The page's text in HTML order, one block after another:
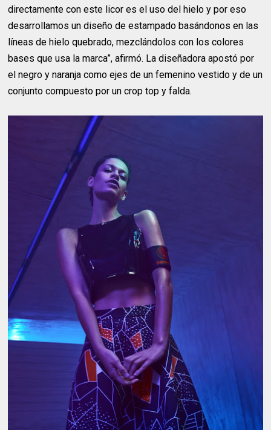
directamente con este licor es el uso del hielo y por eso
desarrollamos un diseño de estampado basándonos en las
líneas de hielo quebrado, mezclándolos con los colores
bases que usa la marca”, afirmó. La diseñadora apostó por
el negro y naranja como ejes de un femenino vestido y de un
conjunto compuesto por un crop top y falda.